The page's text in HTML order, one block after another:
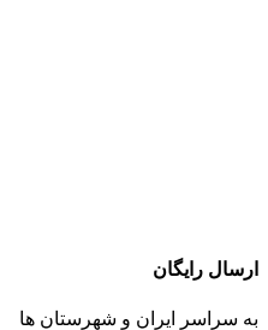
ارسال رایگان
به سراسر ایران و شهرستان ها